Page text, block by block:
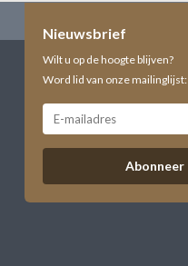
Nieuwsbrief
Wilt u op de hoogte blijven?
Word lid van onze mailinglijst:
Abonneer